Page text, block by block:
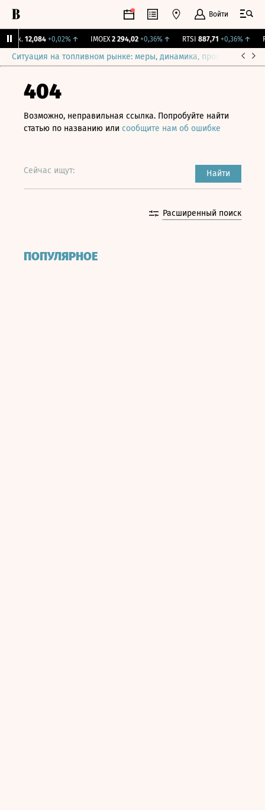
Войти
12,084 +0,02%↑ IMOEX 2 294,02 +0,36%↑ RTSI 887,71 +0,36%↑
Ситуация на топливном рынке: меры, динамика, прогнозы
404
Возможно, неправильная ссылка. Попробуйте найти
статью по названию или сообщите нам об ошибке
Сейчас ищут: Найти
Расширенный поиск
ПОПУЛЯРНОЕ